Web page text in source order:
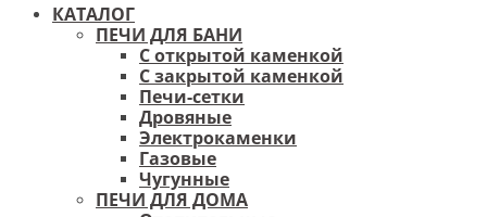
КАТАЛОГ
ПЕЧИ ДЛЯ БАНИ
С открытой каменкой
С закрытой каменкой
Печи-сетки
Дровяные
Электрокаменки
Газовые
Чугунные
ПЕЧИ ДЛЯ ДОМА